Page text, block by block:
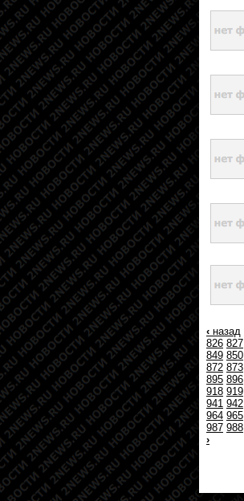
‹ назад
826 827
849 850
872 873
895 896
918 919
941 942
964 965
987 988
›